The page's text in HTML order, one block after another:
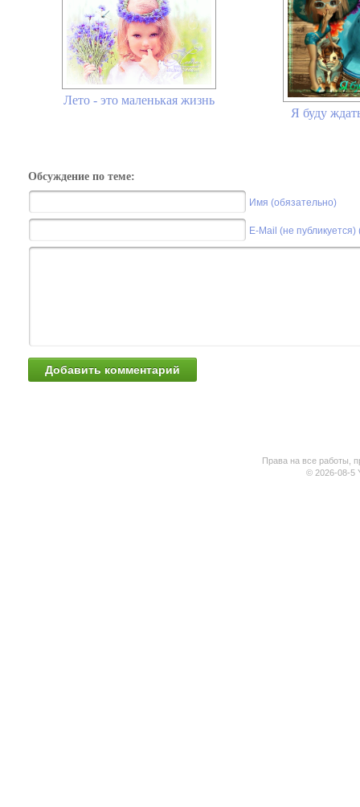
Лето - это маленькая жизнь
Я буду
Обсуждение по теме:
Имя (обязательно)
E-Mail (не
Права на все работы,
© 2026-08-5